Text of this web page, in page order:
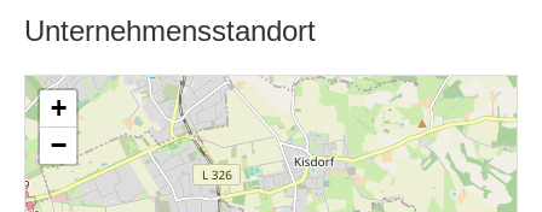
Unternehmensstandort
+
−